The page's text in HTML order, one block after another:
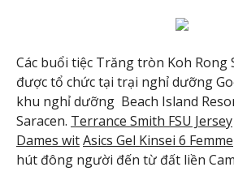
Các buổi tiệc Trăng tròn Koh Rong
được tổ chức tại trại nghỉ dưỡng
khu nghỉ dưỡng Beach Island
Saracen. Terrance Smith FSU Jersey
Dames witAsics Gel Kinsei 6 Femme
hút đông người đến từ đất liền